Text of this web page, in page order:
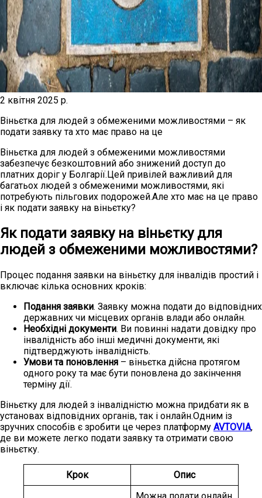
2 квітня 2025 р.
Віньєтка для людей з обмеженими можливостями – як
подати заявку та хто має право на це
Віньєтка для людей з обмеженими можливостями
забезпечує безкоштовний або знижений доступ до
платних доріг у Болгарії.Цей привілей важливий для
багатьох людей з обмеженими можливостями, які
потребують пільгових подорожей.Але хто має на це право
і як подати заявку на віньєтку?
Як подати заявку на віньєтку для
людей з обмеженими можливостями?
Процес подання заявки на віньєтку для інвалідів простий і
включає кілька основних кроків:
Подання заявки. Заявку можна подати до відповідних
державних чи місцевих органів влади або онлайн.
Необхідні документи. Ви повинні надати довідку про
інвалідність або інші медичні документи, які
підтверджують інвалідність.
Умови та поновлення – віньєтка дійсна протягом
одного року та має бути поновлена до закінчення
терміну дії.
Віньєтку для людей з інвалідністю можна придбати як в
установах відповідних органів, так і онлайн.Одним із
зручних способів є зробити це через платформу AVTOVIA,
де ви можете легко подати заявку та отримати свою
віньєтку.
Крок Опис